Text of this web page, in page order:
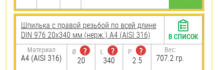
Шпилька с правой резьбой по всей длине
DIN 976 20х340 мм (нерж.) A4 (AISI 316)
Материал
A4 (AISI 316)
Ø
?
20
L
?
340
P
?
2.5
Вес:
707.2 гр.
В СПИСОК